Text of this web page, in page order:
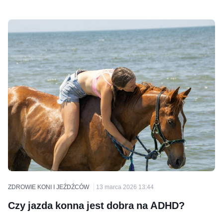
ZDROWIE KONI I JEŹDŹCÓW 13 marca 2026 13:44
Czy jazda konna jest dobra na ADHD?